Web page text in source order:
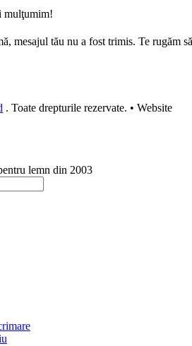
mulţumim!
mesajul tău nu a fost trimis. Te rugăm
. Toate drepturile rezervate. • Website